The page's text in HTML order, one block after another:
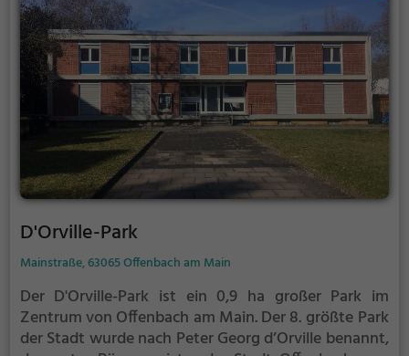
D'Orville-Park
Mainstraße, 63065 Offenbach am Main
Der D'Orville-Park ist ein 0,9 ha großer Park im
Zentrum von Offenbach am Main.Der 8. größte Park
der Stadt wurde nach Peter Georg d’Orville benannt,